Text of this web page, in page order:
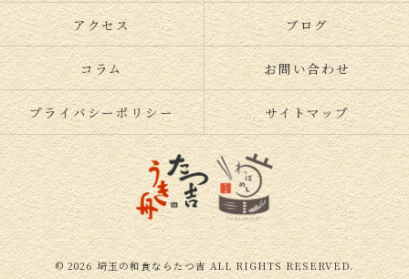
アクセス ブログ
コラム お問い合わせ
プライバシーポリシー サイトマップ
© 2026 埼玉の和食ならたつ吉 ALL RIGHTS RESERVED.